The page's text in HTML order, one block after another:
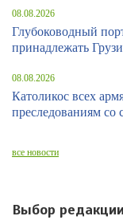
08.08.2026
Глубоководный
принадлежать
08.08.2026
Католикос всех
преследованиям со
все новости
Выбор редакции